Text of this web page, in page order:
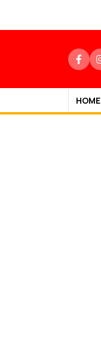
HOME